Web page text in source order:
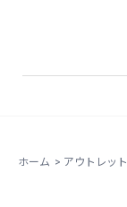
ホーム > アウトレット